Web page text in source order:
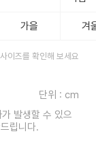
가을 겨
이즈를 확인해 보세요
단위 : cm
발생할 수 있으
립니다.